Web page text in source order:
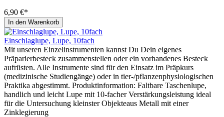
6,90 €*
In den Warenkorb
Einschlaglupe, Lupe, 10fach
Mit unseren Einzelinstrumenten kannst Du Dein eigenes
Präparierbesteck zusammenstellen oder ein vorhandenes Besteck
aufrüsten. Alle Instrumente sind für den Einsatz im Präpkurs
(medizinische Studiengänge) oder in tier-/pflanzenphysiologischen
Praktika abgestimmt. Produktinformation: Faltbare Taschenlupe,
handlich und leicht Lupe mit 10-facher Verstärkungsleistung ideal
für die Untersuchung kleinster Objekteaus Metall mit einer
Zinklegierung